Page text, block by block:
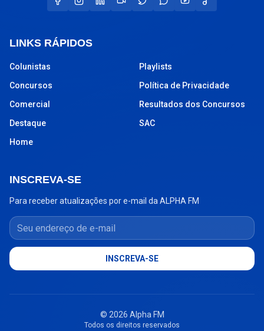
LINKS RÁPIDOS
Colunistas
Concursos
Comercial
Destaque
Home
Playlists
Política de Privacidade
Resultados dos Concursos
SAC
INSCREVA-SE
Para receber atualizações por e-mail da ALPHA FM
Seu endereço de e-mail
INSCREVA-SE
© 2026 Alpha FM
Todos os direitos reservados